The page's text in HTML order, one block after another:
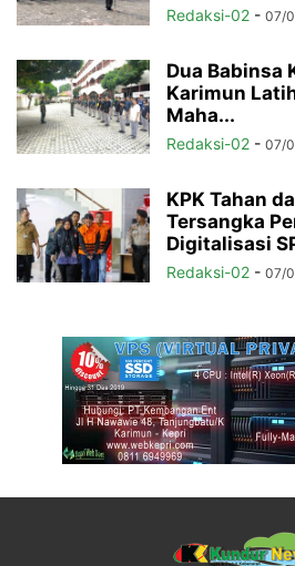
Redaksi-02 - 07/
Dua Babinsa
Karimun
Maha...
Redaksi-02 - 07/
KPK Tahan
Tersangka
Digitalisasi
Redaksi-02 - 07/